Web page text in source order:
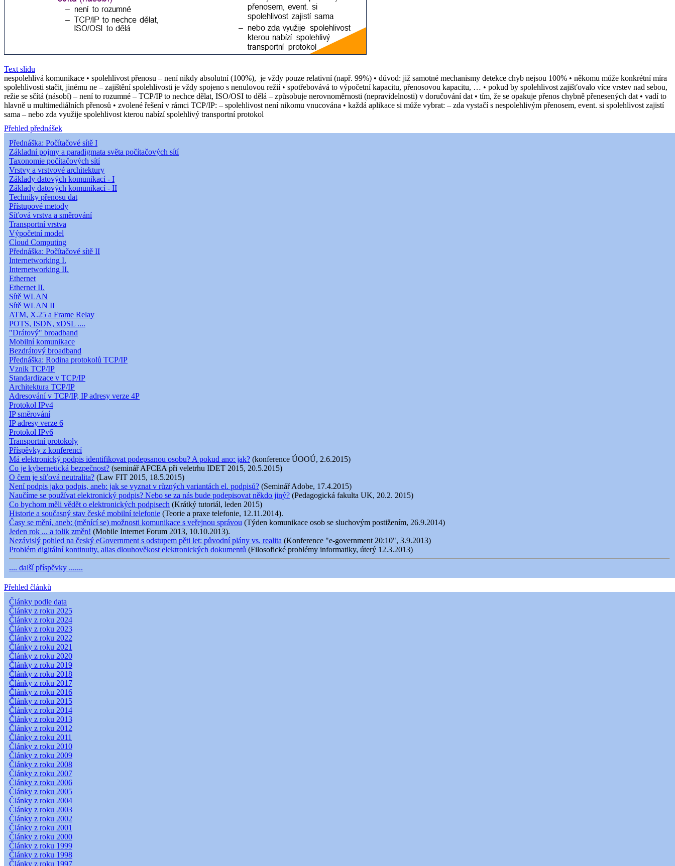
Text slidu
nespolehlivá komunikace • spolehlivost přenosu – není nikdy absolutní (100%), je vždy pouze relativní (např. 99%) • důvod: již samotné mechanismy detekce chyb nejsou 100% • někomu může konkrétní míra
spolehlivosti stačit, jinému ne – zajištění spolehlivosti je vždy spojeno s nenulovou režií • spotřebovává to výpočetní kapacitu, přenosovou kapacitu, … • pokud by spolehlivost zajišťovalo více vrstev nad sebou,
režie se sčítá (násobí) – není to rozumné – TCP/IP to nechce dělat, ISO/OSI to dělá – způsobuje nerovnoměrnosti (nepravidelnosti) v doručování dat • tím, že se opakuje přenos chybně přenesených dat • vadí to
hlavně u multimediálních přenosů • zvolené řešení v rámci TCP/IP: – spolehlivost není nikomu vnucována • každá aplikace si může vybrat: – zda vystačí s nespolehlivým přenosem, event. si spolehlivost zajistí
sama – nebo zda využije spolehlivost kterou nabízí spolehlivý transportní protokol
Přehled přednášek
Přednáška: Počítačové sítě I
Základní pojmy a paradigmata světa počítačových sítí
Taxonomie počítačových sítí
Vrstvy a vrstvové architektury
Základy datových komunikací - I
Základy datových komunikací - II
Techniky přenosu dat
Přístupové metody
Síťová vrstva a směrování
Transportní vrstva
Výpočetní model
Cloud Computing
Přednáška: Počítačové sítě II
Internetworking I.
Internetworking II.
Ethernet
Ethernet II.
Sítě WLAN
Sítě WLAN II
ATM, X.25 a Frame Relay
POTS, ISDN, xDSL ....
"Drátový" broadband
Mobilní komunikace
Bezdrátový broadband
Přednáška: Rodina protokolů TCP/IP
Vznik TCP/IP
Standardizace v TCP/IP
Architektura TCP/IP
Adresování v TCP/IP, IP adresy verze 4P
Protokol IPv4
IP směrování
IP adresy verze 6
Protokol IPv6
Transportní protokoly
Příspěvky z konferencí
Má elektronický podpis identifikovat podepsanou osobu? A pokud ano: jak? (konference ÚOOÚ, 2.6.2015)
Co je kybernetická bezpečnost? (seminář AFCEA při veletrhu IDET 2015, 20.5.2015)
O čem je síťová neutralita? (Law FIT 2015, 18.5.2015)
Není podpis jako podpis, aneb: jak se vyznat v různých variantách el. podpisů? (Seminář Adobe, 17.4.2015)
Naučíme se používat elektronický podpis? Nebo se za nás bude podepisovat někdo jiný? (Pedagogická fakulta UK, 20.2. 2015)
Co bychom měli vědět o elektronických podpisech (Krátký tutoriál, leden 2015)
Historie a současný stav české mobilní telefonie (Teorie a praxe telefonie, 12.11.2014).
Časy se mění, aneb: (měnící se) možnosti komunikace s veřejnou správou (Týden komunikace osob se sluchovým postižením, 26.9.2014)
Jeden rok ... a tolik změn! (Mobile Internet Forum 2013, 10.10.2013).
Nezávislý pohled na český eGovernment s odstupem pěti let: původní plány vs. realita (Konference "e-government 20:10", 3.9.2013)
Problém digitální kontinuity, alias dlouhověkost elektronických dokumentů (Filosofické problémy informatiky, úterý 12.3.2013)
.... další příspěvky .......
Přehled článků
Články podle data
Články z roku 2025
Články z roku 2024
Články z roku 2023
Články z roku 2022
Články z roku 2021
Články z roku 2020
Články z roku 2019
Články z roku 2018
Články z roku 2017
Články z roku 2016
Články z roku 2015
Články z roku 2014
Články z roku 2013
Články z roku 2012
Články z roku 2011
Články z roku 2010
Články z roku 2009
Články z roku 2008
Články z roku 2007
Články z roku 2006
Články z roku 2005
Články z roku 2004
Články z roku 2003
Články z roku 2002
Články z roku 2001
Články z roku 2000
Články z roku 1999
Články z roku 1998
Články z roku 1997